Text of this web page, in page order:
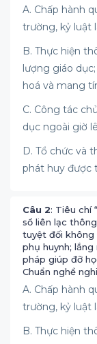
A. Chấp hành
trường, kỷ luật
B. Thực hiện
lượng giáo
hoá và mang
C. Công tác
dục ngoài giờ
D. Tổ chức và
phát huy được
Câu 2: Tiêu chí
sổ liên lạc
tuyệt đối không
phụ huynh;
pháp giúp đỡ
Chuẩn nghề
A. Chấp hành
trường, kỷ luật
B. Thực hiện